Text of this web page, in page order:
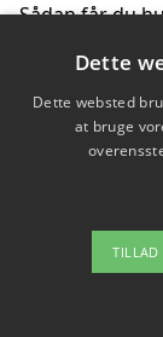
Sådan får du
Sådan lærer
Gentofte
Dette
Dette websted
at bruge
TILLAD